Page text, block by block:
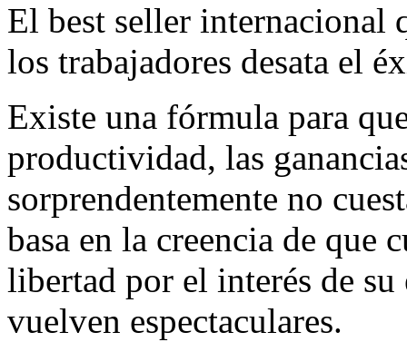
El best seller internacional
los trabajadores desata el
Existe una fórmula para
productividad, las
sorprendentemente no
basa en la creencia de que
libertad por el interés de su
vuelven espectaculares.